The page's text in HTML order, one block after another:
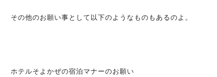
その他のお願い事として以下のようなものもあるのよ。
ホテルそよかぜの宿泊マナーのお願い